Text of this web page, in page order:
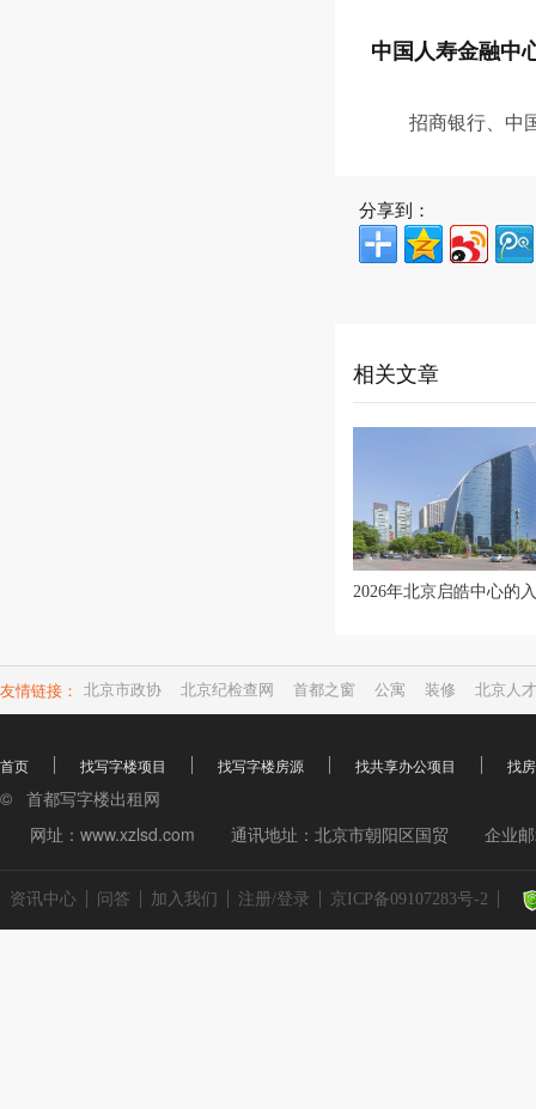
中国人寿金融中
招商银行、中
分享到：
相关文章
友情链接： 北京市政协 北京纪检查网 首都之窗 公寓 装修 北京人
首页 找写字楼项目 找写字楼房源 找共享办公项目 找
© 首都写字楼出租网
网址：www.xzlsd.com
通讯地址：北京市朝阳区国贸 企业
资讯中心 问答 加入我们 注册/登录 京ICP备09107283号-2